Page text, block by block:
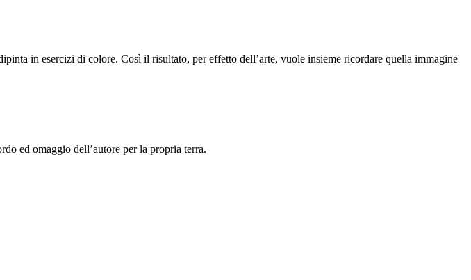
in esercizi di colore. Così il risultato, per effetto dell’arte, vuole insieme ricordare quella immagine
ed omaggio dell’autore per la propria terra.